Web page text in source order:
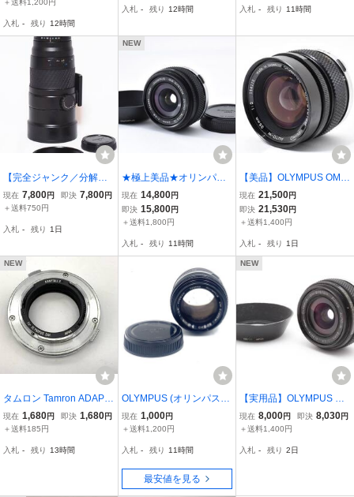
入札 - 残り 12時間
入札 - 残り 12時間 入札 - 残り 11時間
【完全ジャンク／分解不
可】SIGMA APO MACRO
180mm F2.8 ZEN オリン
白濁・部品取り用）
現在 7,800円 即決 7,800円
＋送料750円
入札 - 残り 1日
NEW
★極上美品★オリンパス
OLYMPUS ZUIKO Auto-W
24mm F2.8 純正フード付
き
現在 14,800円
即決 15,800円
＋送料1,800円
入札 - 残り 11時間
【美品】OLYMPUS OM-S
YSTEM ZUIKO AUTO-W
35mm F2 #428
現在 21,500円
即決 21,530円
＋送料1,400円
入札 - 残り 1日
NEW
タムロン Tamron ADAPT
ALL 2 アダプトール ２ OL
YMPUS OM用 オリンパス
現在 1,680円 即決 1,680円
＋送料185円
入札 - 残り 13時間
OLYMPUS (オリンパス)
OM-SYSTEM G.ZUIKO A
uto-S 50mm F1.4 742083
現在 1,000円
＋送料1,200円
入札 - 残り 11時間
最安値を見る
NEW
【実用品】OLYMPUS OM
-SYSTEM ZUIKO AUTO-
W 24mm F2.8 #457
現在 8,000円 即決 8,030円
＋送料1,400円
入札 - 残り 2日